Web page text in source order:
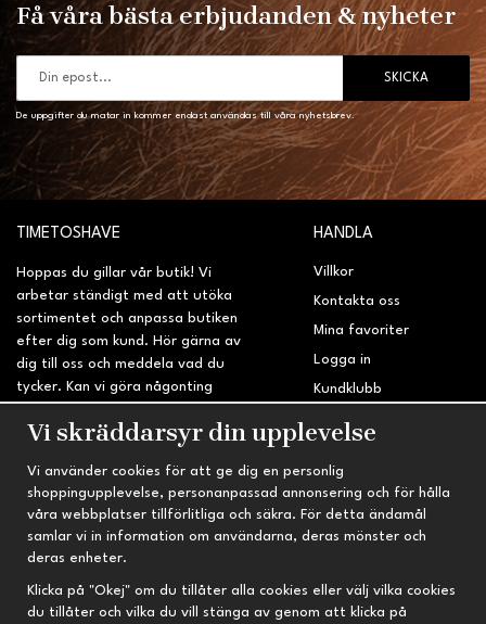
Få våra bästa erbjudanden & nyheter
SKICKA
De uppgifter du matar in kommer endast användas till våra nyhetsbrev.
TIMETOSHAVE
Hoppas du gillar vår butik! Vi
arbetar ständigt med att utöka
sortimentet och anpassa butiken
efter dig som kund. Hör gärna av
dig till oss och meddela vad du
tycker. Kan vi göra någonting
sidan?
HANDLA
Villkor
Kontakta oss
Mina favoriter
Logga in
Kundklubb
INFORMATION
Om oss
Nyheter
Nyhetsbrev
Om cookies
TRYGG HANDEL
Fri frakt vid köp över 695 kr
Kvalitetsprodukter till kanonpris
Vi skräddarsyr din upplevelse
Vi använder cookies för att ge dig en personlig
shoppingupplevelse, personanpassad annonsering och för hålla
våra webbplatser tillförlitliga och säkra. För detta ändamål
samlar vi in information om användarna, deras mönster och
deras enheter.
Klicka på "Okej" om du tillåter alla cookies eller välj vilka cookies
du tillåter och vilka du vill stänga av genom att klicka på